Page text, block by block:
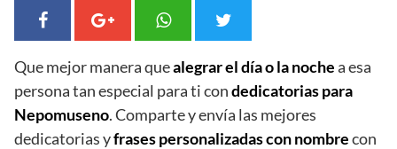
Que mejor manera quealegrar el día o la nochea esa
persona tan especial para ti condedicatorias para
Nepomuseno. Comparte y envía las mejores
dedicatorias yfrases personalizadas con nombrecon